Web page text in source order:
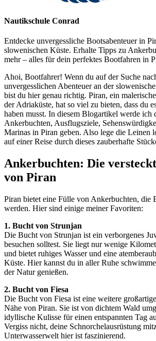
Nautikschule Conrad
Entdecke unvergessliche Bootsabenteuer in
slowenischen Küste. Erhalte Tipps zu
mehr – alles für dein perfektes Bootfahren in
Ahoi, Bootfahrer! Wenn du auf der Suche
unvergesslichen Abenteuer an der
bist du hier genau richtig. Piran, ein
der Adriaküste, hat so viel zu bieten, dass du
haben musst. In diesem Blogartikel werde ich
Ankerbuchten, Ausflugsziele,
Marinas in Piran geben. Also lege die Leinen
auf einer Reise durch dieses zauberhafte
Ankerbuchten: Die
von Piran
Piran bietet eine Fülle von Ankerbuchten, die
werden. Hier sind einige meiner Favoriten:
1. Bucht von Strunjan
Die Bucht von Strunjan ist ein verborgenes
besuchen solltest. Sie liegt nur wenige
und bietet ruhiges Wasser und eine
Küste. Hier kannst du in aller Ruhe
der Natur genießen.
2. Bucht von Fiesa
Die Bucht von Fiesa ist eine weitere
Nähe von Piran. Sie ist von dichtem Wald
idyllische Kulisse für einen entspannten Tag
Vergiss nicht, deine Schnorchelausrüstung
Unterwasserwelt hier ist faszinierend.